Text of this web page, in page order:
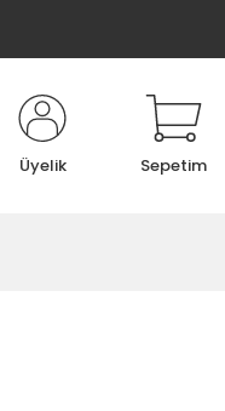
Üyelik Sepetim